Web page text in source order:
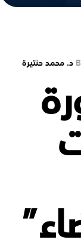
د. محمد حنتيرة